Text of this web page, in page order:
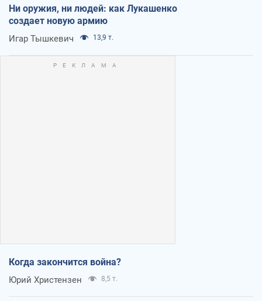
Ни оружия, ни людей: как Лукашенко
создает новую армию
Игар Тышкевич 13,9 т.
Когда закончится война?
Юрий Христензен 8,5 т.